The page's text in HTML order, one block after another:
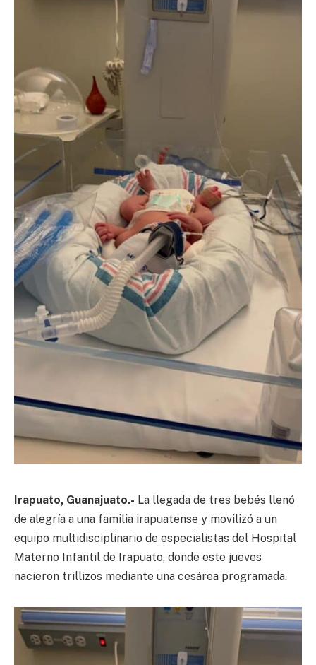
Irapuato, Guanajuato.- La llegada de tres bebés llenó
de alegría a una familia irapuatense y movilizó a un
equipo multidisciplinario de especialistas del Hospital
Materno Infantil de Irapuato, donde este jueves
nacieron trillizos mediante una cesárea programada.